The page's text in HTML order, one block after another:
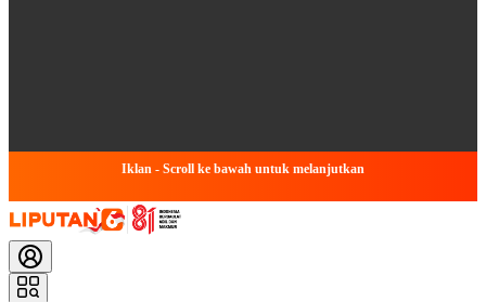
Iklan - Scroll ke bawah untuk melanjutkan